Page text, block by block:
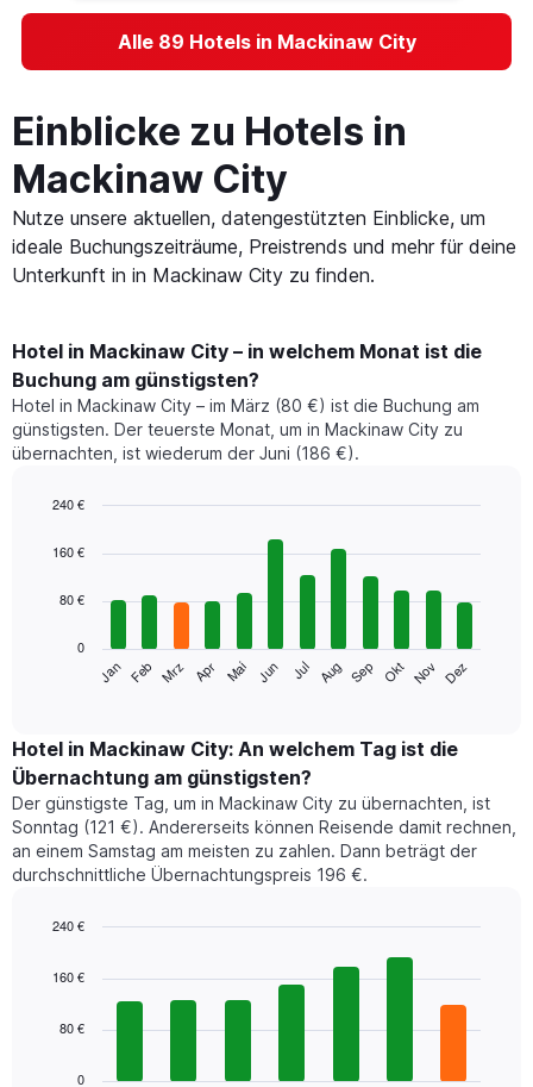
Alle 89 Hotels in Mackinaw City
Einblicke zu Hotels in
Mackinaw City
Nutze unsere aktuellen, datengestützten Einblicke, um
ideale Buchungszeiträume, Preistrends und mehr für deine
Unterkunft in in Mackinaw City zu finden.
Hotel in Mackinaw City – in welchem Monat ist die
Buchung am günstigsten?
Hotel in Mackinaw City – im März (80 €) ist die Buchung am
günstigsten. Der teuerste Monat, um in Mackinaw City zu
übernachten, ist wiederum der Juni (186 €).
chart
bars.
folgende
den
durchschnittlichen
Zimmerpreis
im
jeweiligen
Monat
an.
Diagramm
die
graphic.
Jan Feb Mrz Apr Mai Jun Jul Aug Sep Okt Nov Dez
0
80 €
160 €
240 €
Hotel in Mackinaw City: An welchem Tag ist die
Übernachtung am günstigsten?
Der günstigste Tag, um in Mackinaw City zu übernachten, ist
Sonntag (121 €). Andererseits können Reisende damit rechnen,
an einem Samstag am meisten zu zahlen. Dann beträgt der
durchschnittliche Übernachtungspreis 196 €.
chart
bars.
0
80 €
160 €
240 €